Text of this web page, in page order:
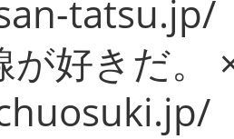
tatsu.jp/
が好きだ。